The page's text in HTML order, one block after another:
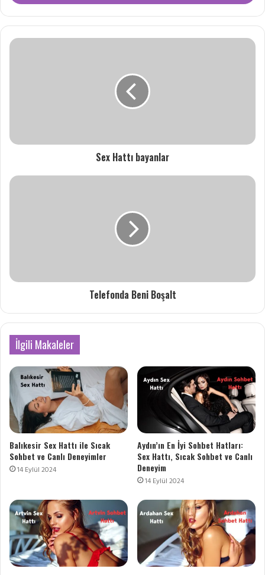
Sex Hattı bayanlar
Telefonda Beni Boşalt
İlgili Makaleler
Balıkesir Sex Hattı ile Sıcak
Sohbet ve Canlı Deneyimler
14 Eylül 2024
Aydın’ın En İyi Sohbet Hatları:
Sex Hattı, Sıcak Sohbet ve Canlı
Deneyim
14 Eylül 2024